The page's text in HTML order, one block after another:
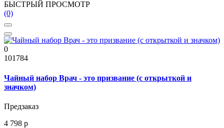
БЫСТРЫЙ ПРОСМОТР
(0)
0
101784
Чайный набор Врач - это призвание (с открыткой и
значком)
Предзаказ
4 798 р